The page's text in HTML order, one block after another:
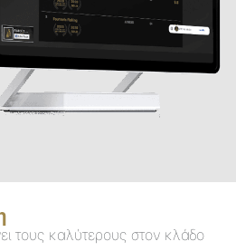
τους καλύτερους στον κλάδο